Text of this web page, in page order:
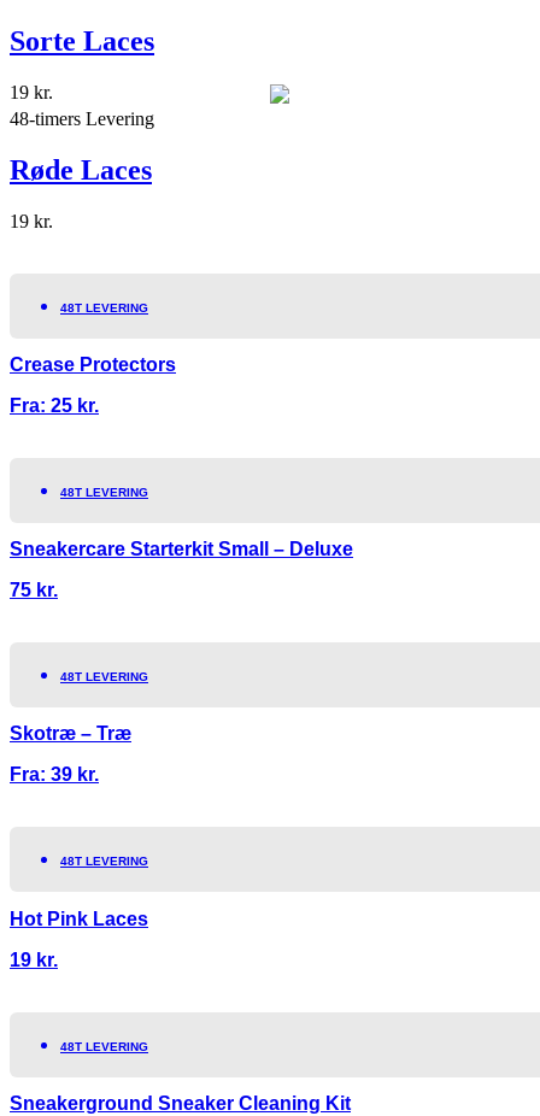
Sorte Laces
19 kr.
48-timers Levering
Røde Laces
19 kr.
48T LEVERING
Crease Protectors
Fra: 25 kr.
48T LEVERING
Sneakercare Starterkit Small – Deluxe
75 kr.
48T LEVERING
Skotræ – Træ
Fra: 39 kr.
48T LEVERING
Hot Pink Laces
19 kr.
48T LEVERING
Sneakerground Sneaker Cleaning Kit